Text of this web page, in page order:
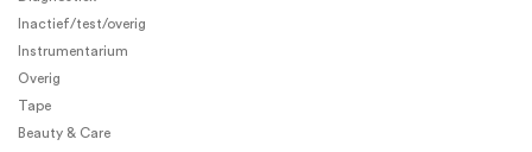
Inactief/test/overig
Instrumentarium
Overig
Tape
Beauty & Care